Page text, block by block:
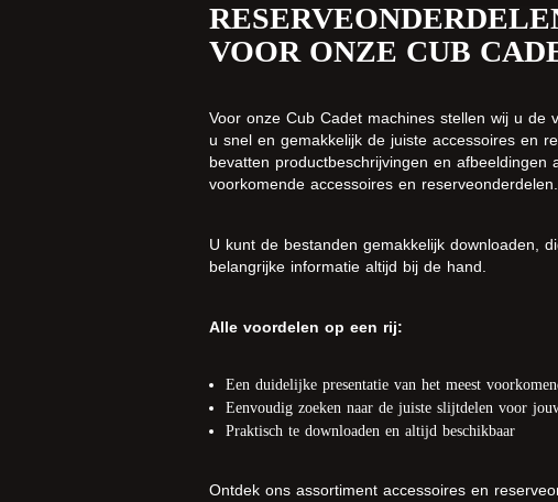
VOOR ONZE CUB
Voor onze Cub Cadet machines stellen wij u de
u snel en gemakkelijk de juiste accessoires en
bevatten productbeschrijvingen en
voorkomende accessoires en reserveonderdelen.
U kunt de bestanden gemakkelijk downloaden,
belangrijke informatie altijd bij de hand.
Alle voordelen op een rij:
Een duidelijke presentatie van het meest
Eenvoudig zoeken naar de juiste slijtdelen voor
Praktisch te downloaden en altijd beschikbaar
Ontdek ons assortiment accessoires en